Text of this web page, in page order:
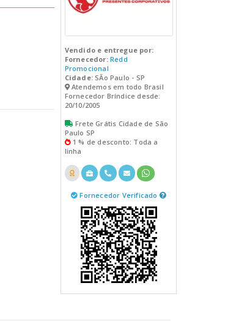
Vendido e entregue por:
Fornecedor: Redd
Promocional
Cidade:SÃo Paulo - SP
Atendemos em todo Brasil
Fornecedor Bríndice desde:
20/10/2005
Frete Grátis Cidade de São
Paulo SP
1 % de desconto: Toda a
linha
Fornecedor Verificado